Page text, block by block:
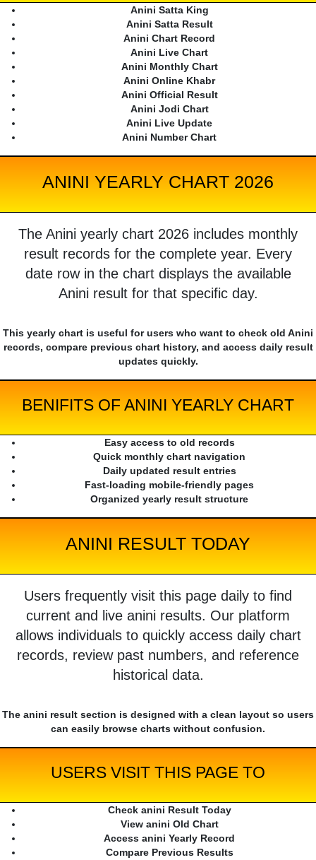
Anini Satta King
Anini Satta Result
Anini Chart Record
Anini Live Chart
Anini Monthly Chart
Anini Online Khabr
Anini Official Result
Anini Jodi Chart
Anini Live Update
Anini Number Chart
ANINI YEARLY CHART 2026
The Anini yearly chart 2026 includes monthly
result records for the complete year. Every
date row in the chart displays the available
Anini result for that specific day.
This yearly chart is useful for users who want to check old Anini
records, compare previous chart history, and access daily result
updates quickly.
BENIFITS OF ANINI YEARLY CHART
Easy access to old records
Quick monthly chart navigation
Daily updated result entries
Fast-loading mobile-friendly pages
Organized yearly result structure
ANINI RESULT TODAY
Users frequently visit this page daily to find
current and live anini results. Our platform
allows individuals to quickly access daily chart
records, review past numbers, and reference
historical data.
The anini result section is designed with a clean layout so users
can easily browse charts without confusion.
USERS VISIT THIS PAGE TO
Check anini Result Today
View anini Old Chart
Access anini Yearly Record
Compare Previous Results